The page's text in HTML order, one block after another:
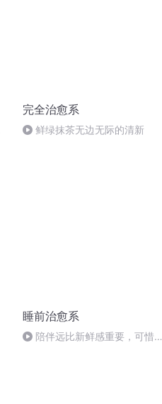
完全治愈系
鲜绿抹茶无边无际的清新
睡前治愈系
陪伴远比新鲜感重要，可惜大